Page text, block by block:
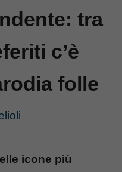
tra
c’è
folle
icone più